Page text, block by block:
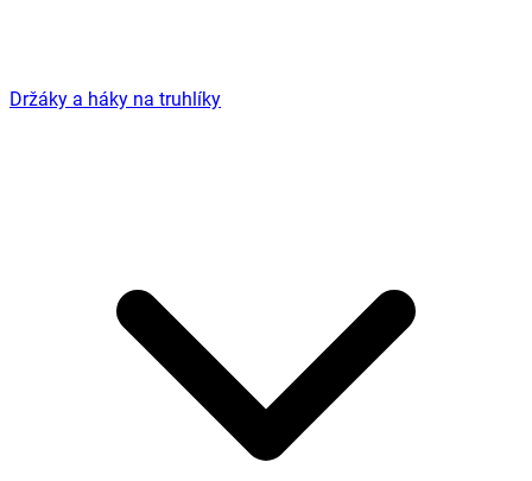
Držáky a háky na truhlíky